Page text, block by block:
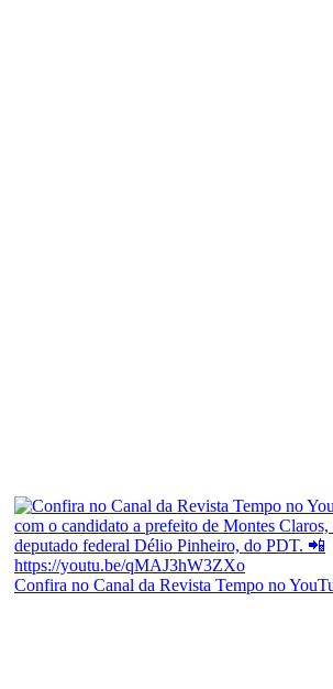
Confira no Canal da Revista Tempo no